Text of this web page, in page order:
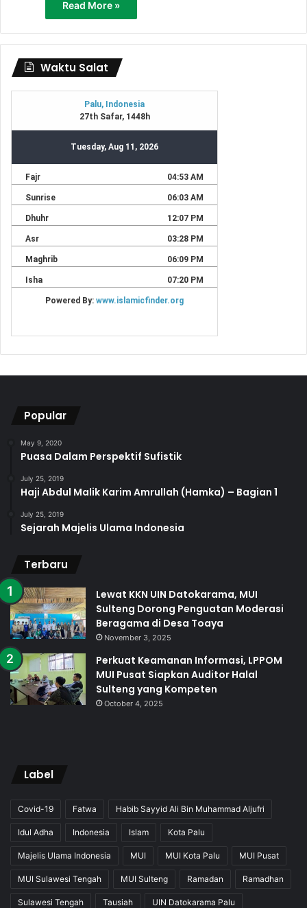
Read More »
Waktu Salat
Popular
May 9, 2020
Puasa Dalam Perspektif Sufistik
July 25, 2019
Haji Abdul Malik Karim Amrullah (Hamka) – Bagian 1
July 25, 2019
Sejarah Majelis Ulama Indonesia
Terbaru
Lewat KKN UIN Datokarama, MUI
Sulteng Dorong Penguatan Moderasi
Beragama di Desa Toaya
November 3, 2025
Perkuat Keamanan Informasi, LPPOM
MUI Pusat Siapkan Auditor Halal
Sulteng yang Kompeten
October 4, 2025
Label
Covid-19 Fatwa Habib Sayyid Ali Bin Muhammad Aljufri
Idul Adha Indonesia Islam Kota Palu
Majelis Ulama Indonesia MUI MUI Kota Palu MUI Pusat
MUI Sulawesi Tengah MUI Sulteng Ramadan Ramadhan
Sulawesi Tengah Tausiah UIN Datokarama Palu